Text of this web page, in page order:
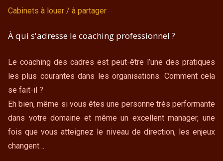
Cabinets à louer / à partager
À qui s'adresse le coaching professionnel ?
Le coaching des cadres est peut-être l’une des pratiques
les plus courantes dans les organisations. Comment cela
se fait-il ?
Eh bien, même si vous êtes une personne très performante
dans votre domaine et même un excellent manager, une
fois que vous atteignez le niveau de direction, les enjeux
changent…